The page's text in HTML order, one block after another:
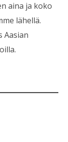
aina ja koko
lähellä.
Aasian